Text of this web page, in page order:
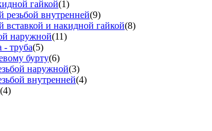
гайкой(1)
резьбой внутренней(9)
вставкой и накидной гайкой(8)
наружной(11)
- труба(5)
бурту(6)
наружной(3)
внутренней(4)
(4)